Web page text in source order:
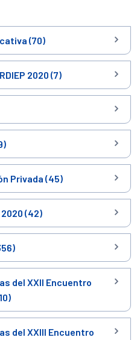
(70)
2020 (7)
Privada (45)
(42)
del XXII Encuentro
del XXIII Encuentro